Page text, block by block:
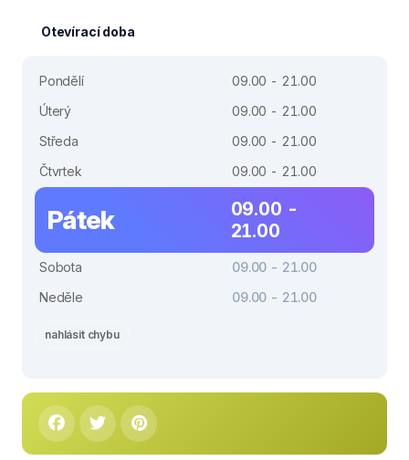
Otevírací doba
Pondělí
09.00 - 21.00
Úterý
09.00 - 21.00
Středa
09.00 - 21.00
Čtvrtek
09.00 - 21.00
Pátek
09.00 -
21.00
Sobota
09.00 - 21.00
Neděle
09.00 - 21.00
nahlásit chybu